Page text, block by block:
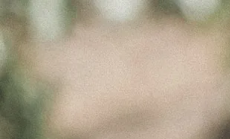
ÚLTIMAS NOTÍCIAS